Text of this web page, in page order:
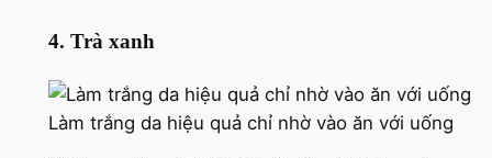
4. Trà xanh
Làm trắng da hiệu quả chỉ nhờ vào ăn với uống